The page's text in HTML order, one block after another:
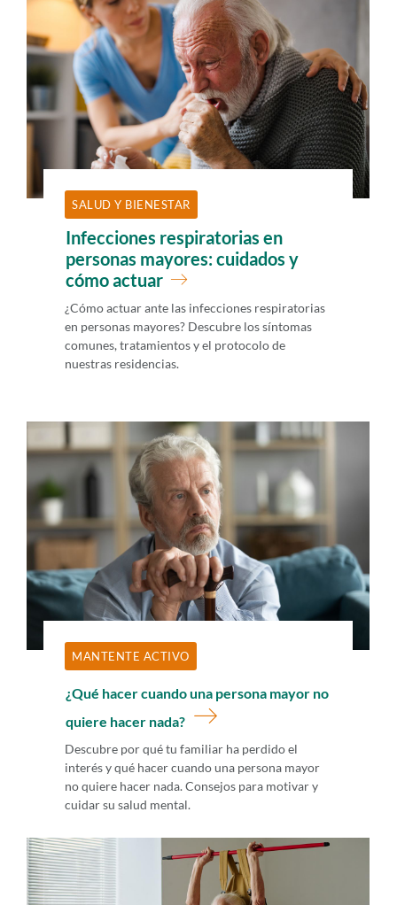
d
o
p
r
c
SALUD Y BIENESTAR
Infecciones respiratorias en
personas mayores: cuidados y
cómo actuar
¿Cómo actuar ante las infecciones respiratorias
en personas mayores? Descubre los síntomas
comunes, tratamientos y el protocolo de
nuestras residencias.
MANTENTE ACTIVO
¿Qué hacer cuando una persona mayor no
quiere hacer nada?
Descubre por qué tu familiar ha perdido el
interés y qué hacer cuando una persona mayor
no quiere hacer nada. Consejos para motivar y
cuidar su salud mental.